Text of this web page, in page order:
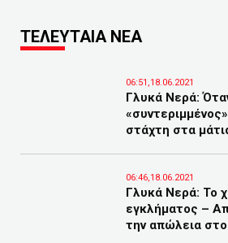
ΤΕΛΕΥΤΑΙΑ ΝΕΑ
06:51,18.06.2021
Γλυκά Νερά:
στάχτη στα
06:46,18.06.2021
Γλυκά Νερά: Το
εγκλήματος –
την απώλεια